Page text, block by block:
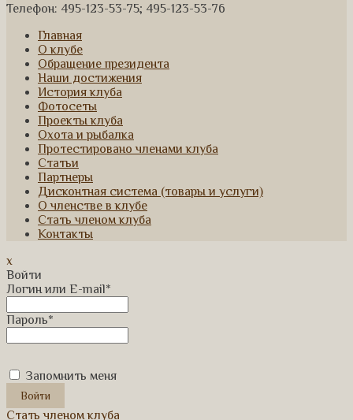
Телефон: 495-123-53-75; 495-123-53-76
Главная
О клубе
Обращение президента
Наши достижения
История клуба
Фотосеты
Проекты клуба
Охота и рыбалка
Протестировано членами клуба
Статьи
Партнеры
Дисконтная система (товары и услуги)
О членстве в клубе
Стать членом клуба
Контакты
x
Войти
Логин или E-mail*
Пароль*
Запомнить меня
Стать членом клуба